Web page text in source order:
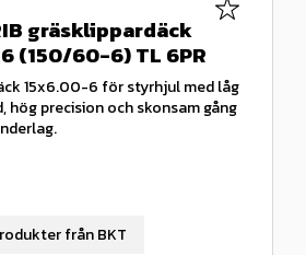
gräsklippardäck
(150/60-6) TL 6PR
15x6.00-6 för styrhjul med låg
hög precision och skonsam gång
Lägg till
från BKT